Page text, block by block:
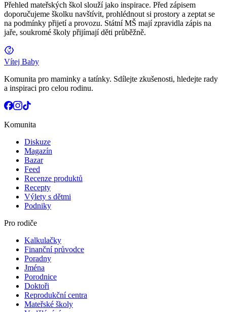
Přehled mateřských škol slouží jako inspirace. Před zápisem
doporučujeme školku navštívit, prohlédnout si prostory a zeptat se
na podmínky přijetí a provozu. Státní MŠ mají zpravidla zápis na
jaře, soukromé školy přijímají děti průběžně.
Vítej Baby
Komunita pro maminky a tatínky. Sdílejte zkušenosti, hledejte rady
a inspiraci pro celou rodinu.
Komunita
Diskuze
Magazín
Bazar
Feed
Recenze produktů
Recepty
Výlety s dětmi
Podniky
Pro rodiče
Kalkulačky
Finanční průvodce
Poradny
Jména
Porodnice
Doktoři
Reprodukční centra
Mateřské školy